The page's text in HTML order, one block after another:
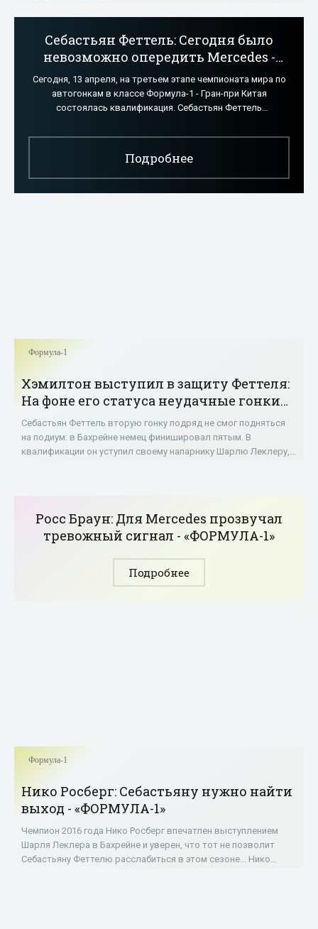
Себастьян Феттель: Сегодня было
невозможно опередить Mercedes -
«ФОРМУЛА-1»
Сегодня, 13 апреля, на третьем этапе чемпионата мира по
автогонкам в классе Формула-1 - Гран-при Китая
состоялась квалификация. Себастьян Феттель
Подробнее
Формула-1
Хэмилтон выступил в защиту Феттеля:
На фоне его статуса неудачные гонки
ничтожны - «ФОРМУЛА-1»
Себастьян Феттель вторую гонку подряд не смог подняться
на подиум: в Бахрейне немец финишировал пятым. В
квалификации он уступил своему напарнику Шарлю Леклеру, а
Росс Браун: Для Mercedes прозвучал
тревожный сигнал - «ФОРМУЛА-1»
Подробнее
Формула-1
Нико Росберг: Себастьяну нужно найти
выход - «ФОРМУЛА-1»
Чемпион 2016 года Нико Росберг впечатлен выступлением
Шарля Леклера в Бахрейне и уверен, что тот не позволит
Себастьяну Феттелю расслабиться в этом сезоне... Нико